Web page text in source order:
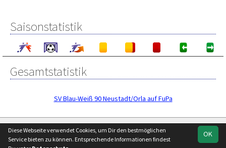
Saisonstatistik
Gesamtstatistik
SV Blau-Weiß 90 Neustadt/Orla auf FuPa
soccero.de
OK
Diese Webseite verwendet Cookies, um Dir den bestmöglichen
Service bieten zu können. Entsprechende Informationen findest